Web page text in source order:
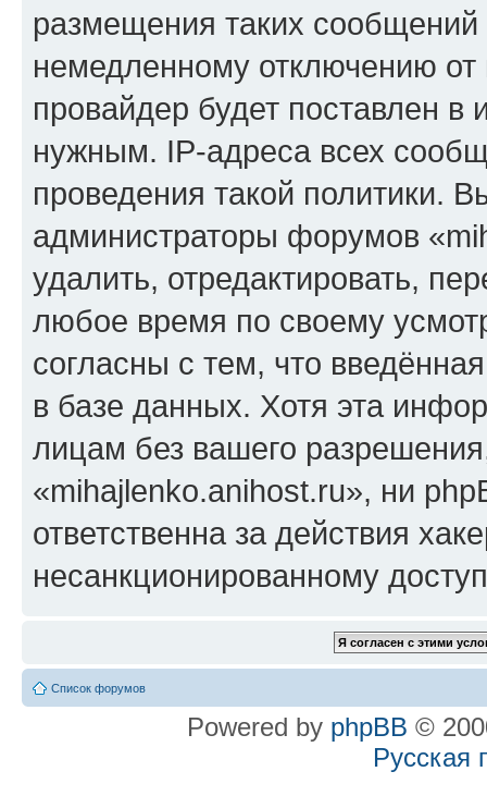
размещения таких
немедленному отключению
провайдер будет поставлен в
нужным. IP-адреса всех
проведения такой политики.
администраторы форумов
удалить, отредактировать,
любое время по своему
согласны с тем, что
в базе данных. Хотя эта
лицам без вашего
«mihajlenko.anihost.ru», ни
ответственна за действия
несанкционированному
Список форумов
Powered by phpBB ©
Русская